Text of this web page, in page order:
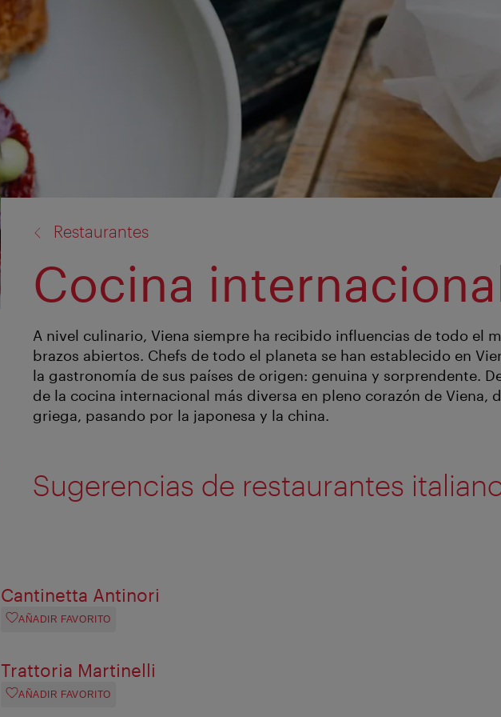
Restaurantes
Cocina
A nivel culinario, Viena siempre ha recibido influencias de todo el
brazos abiertos. Chefs de todo el planeta se han establecido en
la gastronomía de sus países de origen: genuina y sorprendente.
de la cocina internacional más diversa en pleno corazón de Viena,
griega, pasando por la japonesa y la china.
Sugerencias de restaurantes
Cantinetta Antinori
AÑADIR FAVORITO
Trattoria Martinelli
AÑADIR FAVORITO